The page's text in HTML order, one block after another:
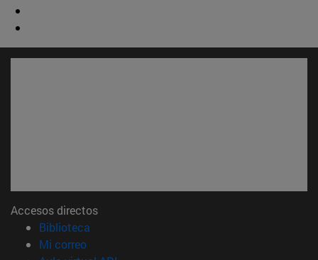
Accesos directos
Biblioteca
Mi correo(abre en nueva ventana)